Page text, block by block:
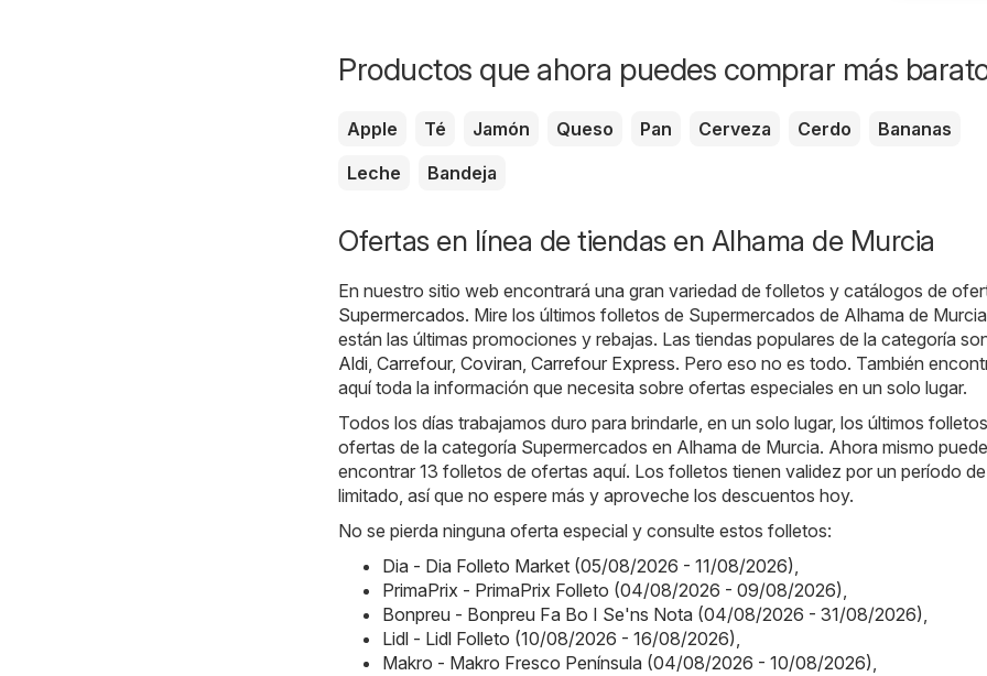
Productos que ahora puedes comprar más
Apple Té Jamón Queso Pan Cerveza Cerdo
Bananas
Leche
Bandeja
Ofertas en línea de tiendas en Alhama de Murcia
En nuestro sitio web encontrará una gran variedad de folletos y catálogos de
Supermercados. Mire los últimos folletos de Supermercados de Alhama de
están las últimas promociones y rebajas. Las tiendas populares de la categoría
Aldi, Carrefour, Coviran, Carrefour Express. Pero eso no es todo. También
aquí toda la información que necesita sobre ofertas especiales en un solo lugar.
Todos los días trabajamos duro para brindarle, en un solo lugar, los últimos
ofertas de la categoría Supermercados en Alhama de Murcia. Ahora mismo puede
encontrar 13 folletos de ofertas aquí. Los folletos tienen validez por un período
limitado, así que no espere más y aproveche los descuentos hoy.
No se pierda ninguna oferta especial y consulte estos folletos:
Dia - Dia Folleto Market (05/08/2026 - 11/08/2026),
PrimaPrix - PrimaPrix Folleto (04/08/2026 - 09/08/2026),
Bonpreu - Bonpreu Fa Bo I Se'ns Nota (04/08/2026 - 31/08/2026),
Lidl - Lidl Folleto (10/08/2026 - 16/08/2026),
Makro - Makro Fresco Península (04/08/2026 - 10/08/2026),